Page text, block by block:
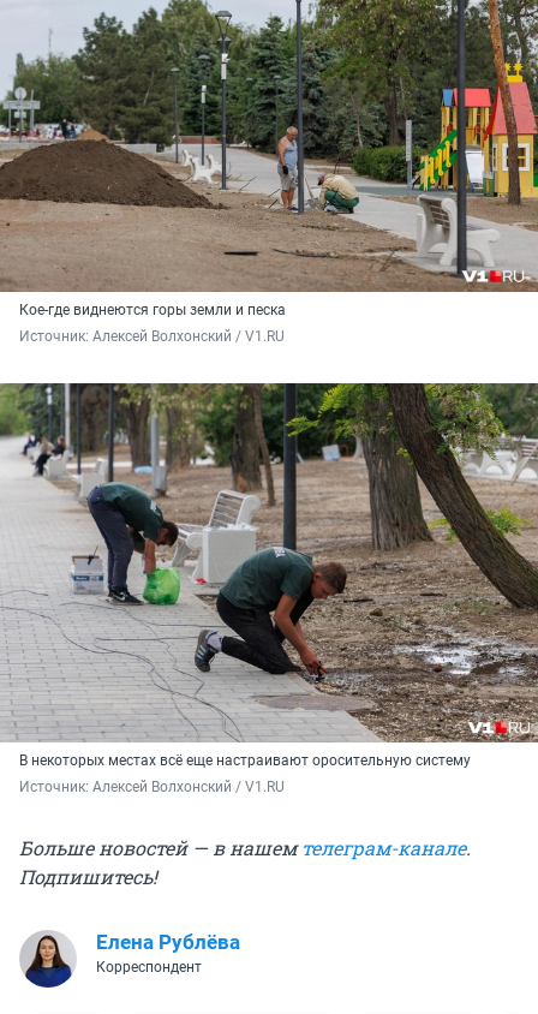
Кое-где виднеются горы земли и песка
Источник: Алексей Волхонский / V1.RU
В некоторых местах всё еще настраивают оросительную систему
Источник: Алексей Волхонский / V1.RU
Больше новостей — в нашемтелеграм-канале.
Подпишитесь!
Елена Рублёва
Корреспондент